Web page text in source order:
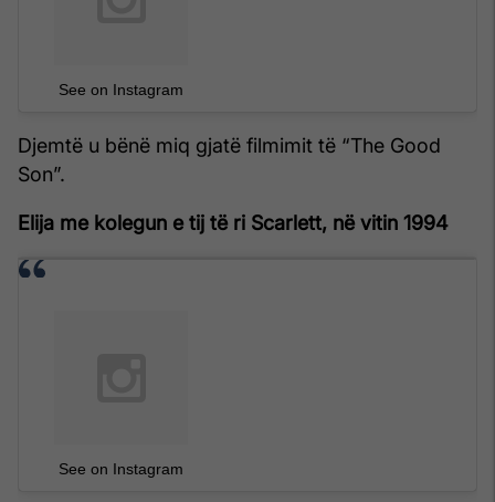
See on Instagram
Djemtë u bënë miq gjatë filmimit të “The Good
Son”.
Elija me kolegun e tij të ri Scarlett, në vitin 1994
See on Instagram